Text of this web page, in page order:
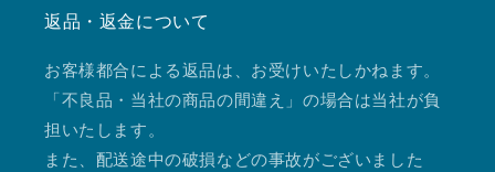
返品・返金について
お客様都合による返品は、お受けいたしかねます。
「不良品・当社の商品の間違え」の場合は当社が負
担いたします。
また、配送途中の破損などの事故がございました